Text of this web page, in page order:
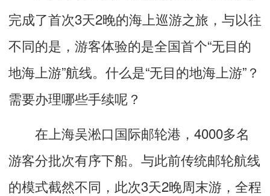
完成了首次3天2晚的海上巡游之旅，与以往
不同的是，游客体验的是全国首个“无目的
地海上游”航线。什么是“无目的地海上游”？
需要办理哪些手续呢？
在上海吴淞口国际邮轮港，4000多名
游客分批次有序下船。与此前传统邮轮航线
的模式截然不同，此次3天2晚周末游，全程